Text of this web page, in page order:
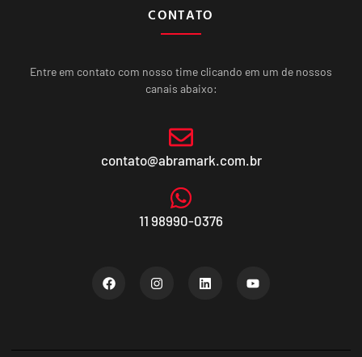
CONTATO
Entre em contato com nosso time clicando em um de nossos
canais abaixo:
contato@abramark.com.br
11 98990-0376